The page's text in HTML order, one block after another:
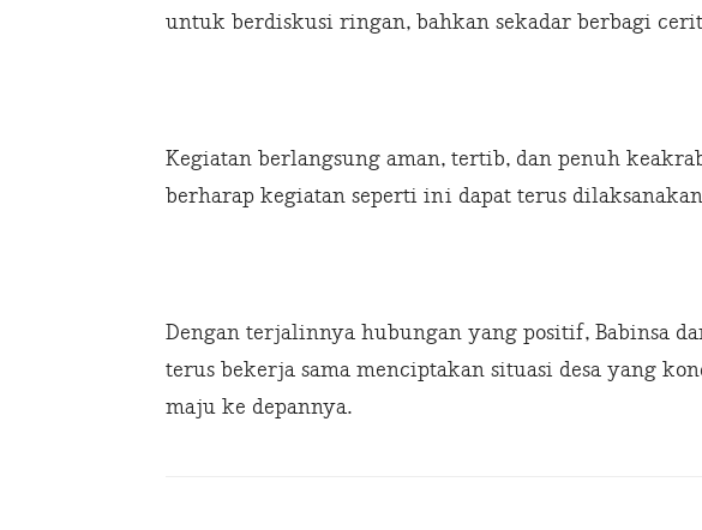
untuk berdiskusi ringan, bahkan sekadar berbagi
Kegiatan berlangsung aman, tertib, dan penuh
berharap kegiatan seperti ini dapat terus
Dengan terjalinnya hubungan yang positif, Babinsa
terus bekerja sama menciptakan situasi desa yang
maju ke depannya.